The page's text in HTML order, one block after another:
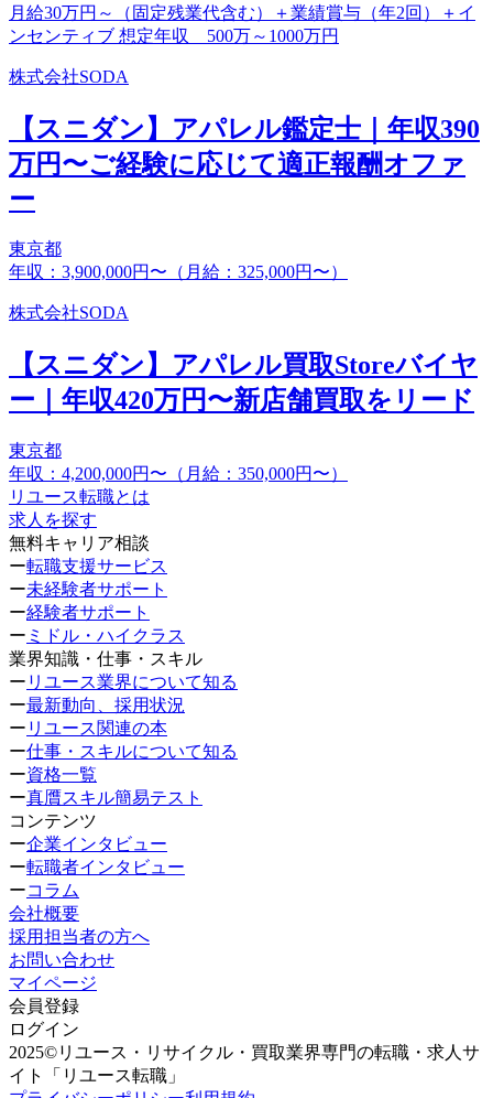
月給30万円～（固定残業代含む）＋業績賞与（年2回）＋イ
ンセンティブ 想定年収 500万～1000万円
株式会社SODA
【スニダン】アパレル鑑定士｜年収390
万円〜ご経験に応じて適正報酬オファ
ー
東京都
年収：3,900,000円〜（月給：325,000円〜）
株式会社SODA
【スニダン】アパレル買取Storeバイヤ
ー｜年収420万円〜新店舗買取をリード
東京都
年収：4,200,000円〜（月給：350,000円〜）
リユース転職とは
求人を探す
無料キャリア相談
ー転職支援サービス
ー未経験者サポート
ー経験者サポート
ー ミドル・ハイクラス
業界知識・仕事・スキル
ー リユース業界について知る
ー最新動向、採用状況
ー リユース関連の本
ー仕事・スキルについて知る
ー資格一覧
ー真贋スキル簡易テスト
コンテンツ
ー企業インタビュー
ー転職者インタビュー
ーコラム
会社概要
採用担当者の方へ
お問い合わせ
マイページ
会員登録
ログイン
2025©リユース・リサイクル・買取業界専門の転職・求人サ
イト「リユース転職」